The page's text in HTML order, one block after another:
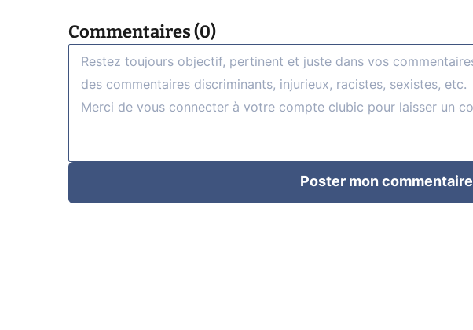
Commentaires (0)
Poster mon commentaire